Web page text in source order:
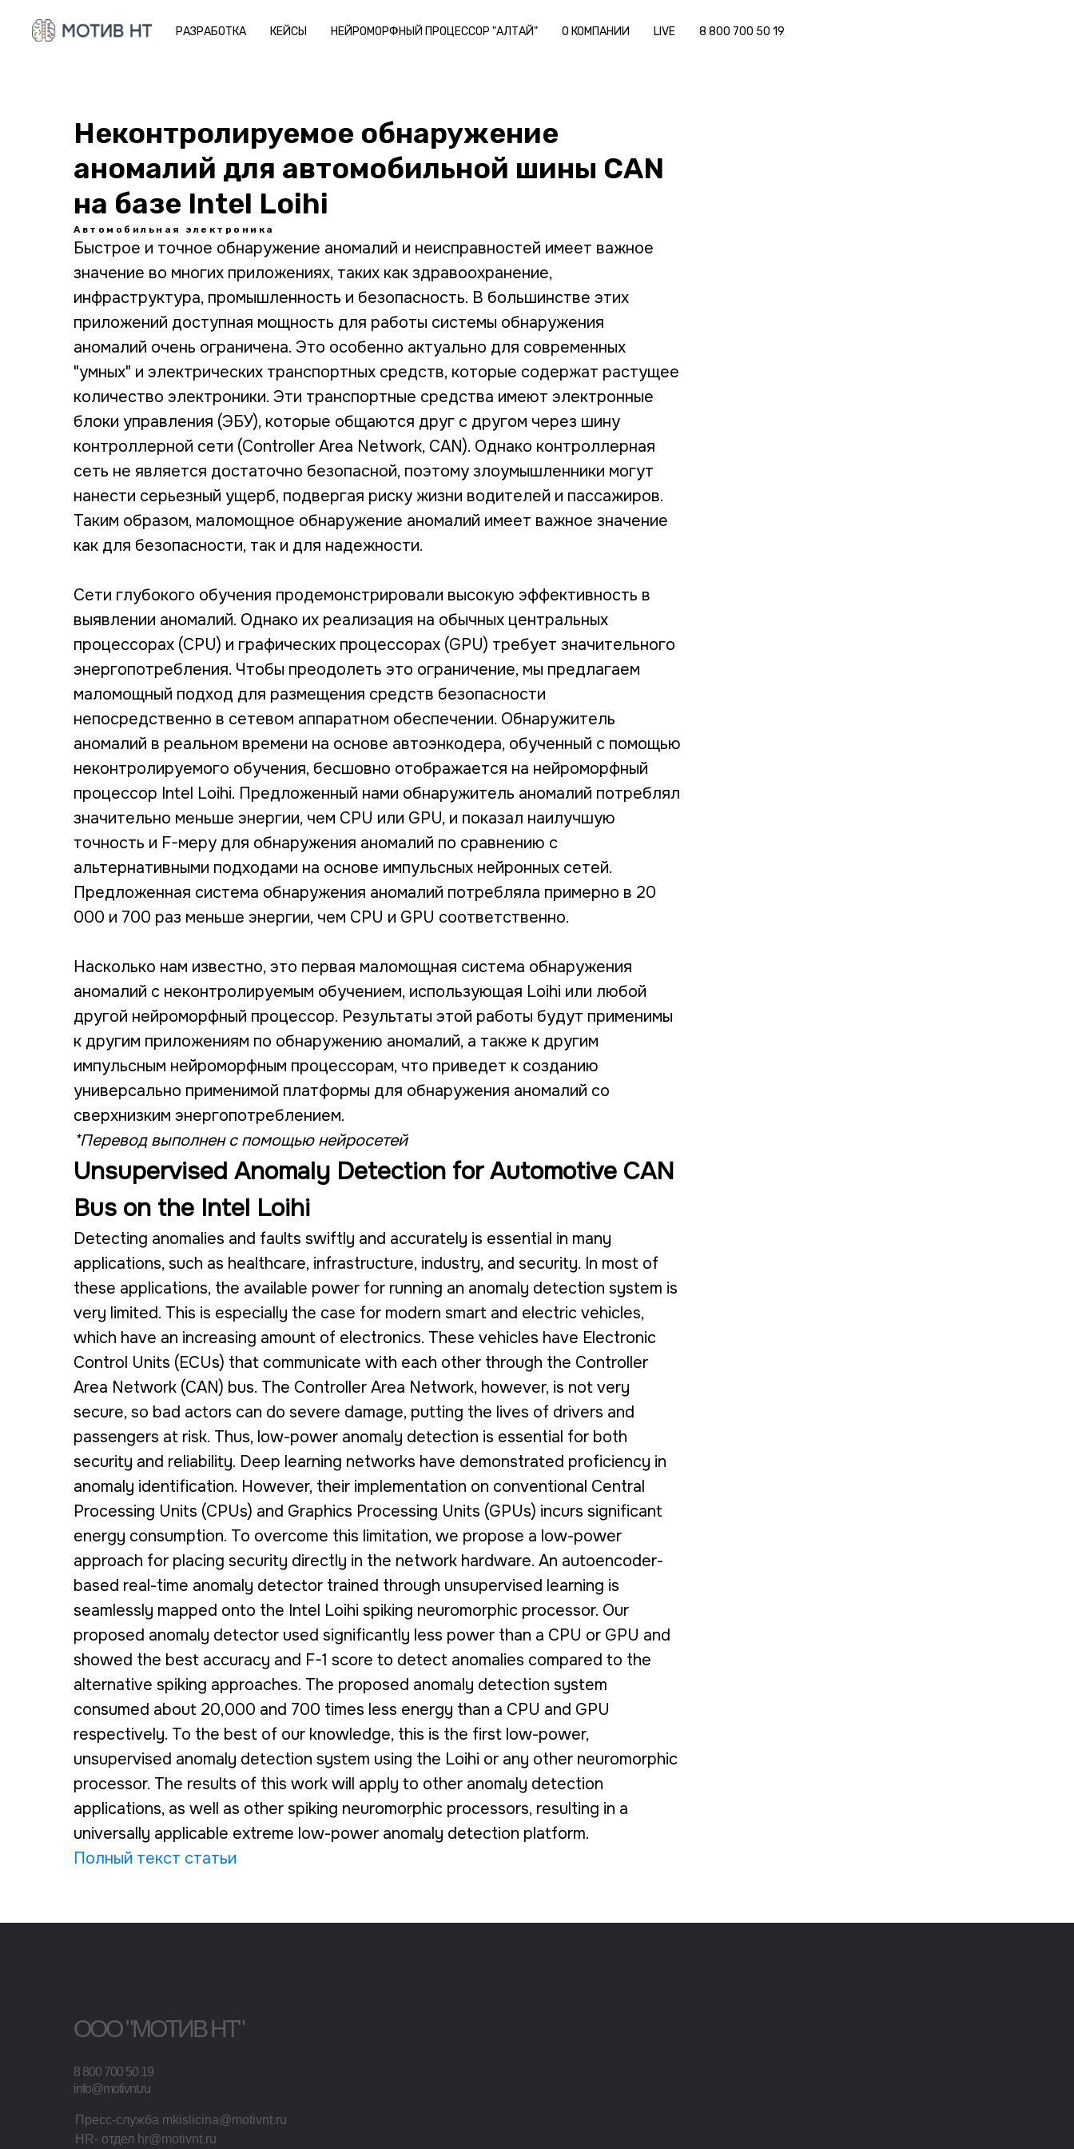
РАЗРАБОТКА КЕЙСЫ НЕЙРОМОРФНЫЙ ПРОЦЕССОР "АЛТАЙ" О КОМПАНИИ LIVE 8 800 700 50 19
Неконтролируемое обнаружение
аномалий для автомобильной шины CAN
на базе Intel Loihi
Автомобильная электроника
Быстрое и точное обнаружение аномалий и неисправностей имеет важное
значение во многих приложениях, таких как здравоохранение,
инфраструктура, промышленность и безопасность. В большинстве этих
приложений доступная мощность для работы системы обнаружения
аномалий очень ограничена. Это особенно актуально для современных
"умных" и электрических транспортных средств, которые содержат растущее
количество электроники. Эти транспортные средства имеют электронные
блоки управления (ЭБУ), которые общаются друг с другом через шину
контроллерной сети (Controller Area Network, CAN). Однако контроллерная
сеть не является достаточно безопасной, поэтому злоумышленники могут
нанести серьезный ущерб, подвергая риску жизни водителей и пассажиров.
Таким образом, маломощное обнаружение аномалий имеет важное значение
как для безопасности, так и для надежности.
Сети глубокого обучения продемонстрировали высокую эффективность в
выявлении аномалий. Однако их реализация на обычных центральных
процессорах (CPU) и графических процессорах (GPU) требует значительного
энергопотребления. Чтобы преодолеть это ограничение, мы предлагаем
маломощный подход для размещения средств безопасности
непосредственно в сетевом аппаратном обеспечении. Обнаружитель
аномалий в реальном времени на основе автоэнкодера, обученный с помощью
неконтролируемого обучения, бесшовно отображается на нейроморфный
процессор Intel Loihi. Предложенный нами обнаружитель аномалий потреблял
значительно меньше энергии, чем CPU или GPU, и показал наилучшую
точность и F-меру для обнаружения аномалий по сравнению с
альтернативными подходами на основе импульсных нейронных сетей.
Предложенная система обнаружения аномалий потребляла примерно в 20
000 и 700 раз меньше энергии, чем CPU и GPU соответственно.
Насколько нам известно, это первая маломощная система обнаружения
аномалий с неконтролируемым обучением, использующая Loihi или любой
другой нейроморфный процессор. Результаты этой работы будут применимы
к другим приложениям по обнаружению аномалий, а также к другим
импульсным нейроморфным процессорам, что приведет к созданию
универсально применимой платформы для обнаружения аномалий со
сверхнизким энергопотреблением.
*Перевод выполнен с помощью нейросетей
Unsupervised Anomaly Detection for Automotive CAN
Bus on the Intel Loihi
Detecting anomalies and faults swiftly and accurately is essential in many
applications, such as healthcare, infrastructure, industry, and security. In most of
these applications, the available power for running an anomaly detection system is
very limited. This is especially the case for modern smart and electric vehicles,
which have an increasing amount of electronics. These vehicles have Electronic
Control Units (ECUs) that communicate with each other through the Controller
Area Network (CAN) bus. The Controller Area Network, however, is not very
secure, so bad actors can do severe damage, putting the lives of drivers and
passengers at risk. Thus, low-power anomaly detection is essential for both
security and reliability. Deep learning networks have demonstrated proficiency in
anomaly identification. However, their implementation on conventional Central
Processing Units (CPUs) and Graphics Processing Units (GPUs) incurs significant
energy consumption. To overcome this limitation, we propose a low-power
approach for placing security directly in the network hardware. An autoencoder-
based real-time anomaly detector trained through unsupervised learning is
seamlessly mapped onto the Intel Loihi spiking neuromorphic processor. Our
proposed anomaly detector used significantly less power than a CPU or GPU and
showed the best accuracy and F-1 score to detect anomalies compared to the
alternative spiking approaches. The proposed anomaly detection system
consumed about 20,000 and 700 times less energy than a CPU and GPU
respectively. To the best of our knowledge, this is the first low-power,
unsupervised anomaly detection system using the Loihi or any other neuromorphic
processor. The results of this work will apply to other anomaly detection
applications, as well as other spiking neuromorphic processors, resulting in a
universally applicable extreme low-power anomaly detection platform.
Полный текст статьи
ООО "МОТИВ НТ"
info@motivnt.ru
8 800 700 50 19
Пресс-служба mkislicina@motivnt.ru
HR- отдел hr@motivnt.ru